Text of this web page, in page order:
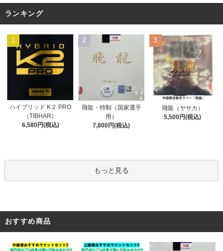
ランキング
1
ハイブリッド K２ PRO
（TIBHAR）
6,580円(税込)
2
飛龍・特制（国家選手
用）
7,800円(税込)
3
飛龍（ヤサカ）
5,500円(税込)
もっと見る
おすすめ商品